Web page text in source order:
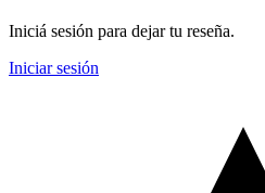
Iniciá sesión para dejar tu reseña.
Iniciar sesión